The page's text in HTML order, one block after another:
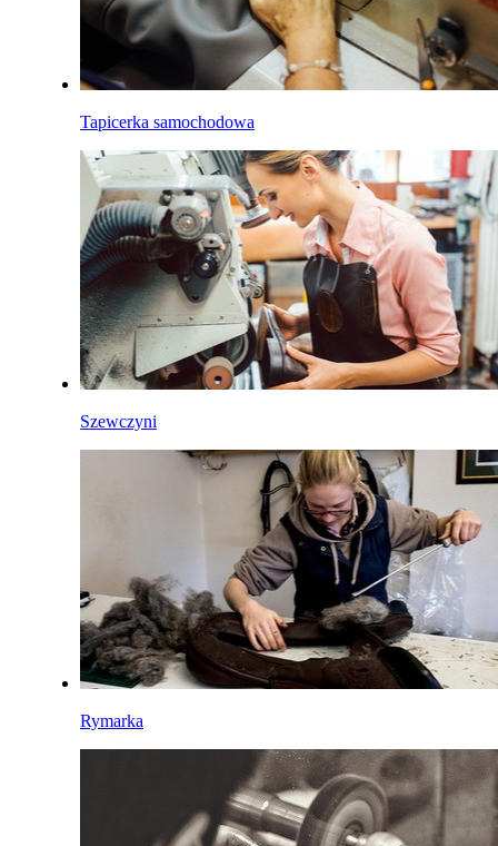
Tapicerka samochodowa
Szewczyni
Rymarka